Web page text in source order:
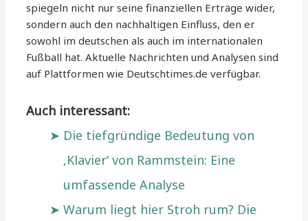
spiegeln nicht nur seine finanziellen Erträge wider,
sondern auch den nachhaltigen Einfluss, den er
sowohl im deutschen als auch im internationalen
Fußball hat. Aktuelle Nachrichten und Analysen sind
auf Plattformen wie Deutschtimes.de verfügbar.
Auch interessant:
Die tiefgründige Bedeutung von
‚Klavier‘ von Rammstein: Eine
umfassende Analyse
Warum liegt hier Stroh rum? Die